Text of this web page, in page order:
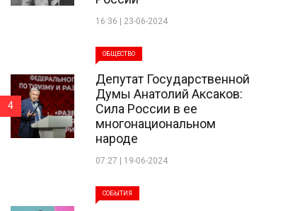
16:36 | 23-06-2024
ОБЩЕСТВО
Депутат Государственной
Думы Анатолий Аксаков:
Сила России в ее
многонациональном
народе
07:27 | 19-06-2024
4
СОБЫТИЯ